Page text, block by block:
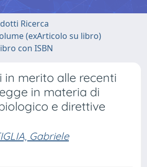
Ricerca
(exArticolo su libro)
con ISBN
in merito alle recenti
in materia di
e direttive
Gabriele